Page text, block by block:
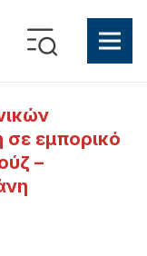
εμπορικό
–